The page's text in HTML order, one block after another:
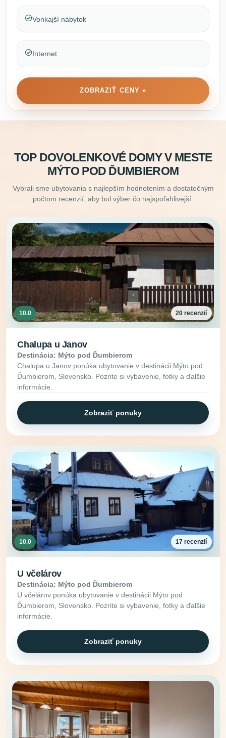
Vonkajší nábytok
Internet
ZOBRAZIŤ CENY »
TOP DOVOLENKOVÉ DOMY V MESTE
MÝTO POD ĎUMBIEROM
Vybrali sme ubytovania s najlepším hodnotením a dostatočným
počtom recenzií, aby bol výber čo najspoľahlivejší.
10.0 20 recenzií
Chalupa u Janov
Destinácia: Mýto pod Ďumbierom
Chalupa u Janov ponúka ubytovanie v destinácii Mýto pod
Ďumbierom, Slovensko. Pozrite si vybavenie, fotky a ďalšie
informácie.
Zobraziť ponuky
10.0 17 recenzií
U včelárov
Destinácia: Mýto pod Ďumbierom
U včelárov ponúka ubytovanie v destinácii Mýto pod
Ďumbierom, Slovensko. Pozrite si vybavenie, fotky a ďalšie
informácie.
Zobraziť ponuky